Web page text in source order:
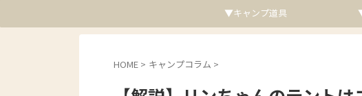
▼キャンプ道具
HOME > キャンプコラム >